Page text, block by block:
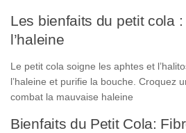
Les bienfaits du petit cola
l’haleine
Le petit cola soigne les aphtes et
l’haleine et purifie la bouche. Croquez
combat la mauvaise haleine
Bienfaits du Petit Cola: